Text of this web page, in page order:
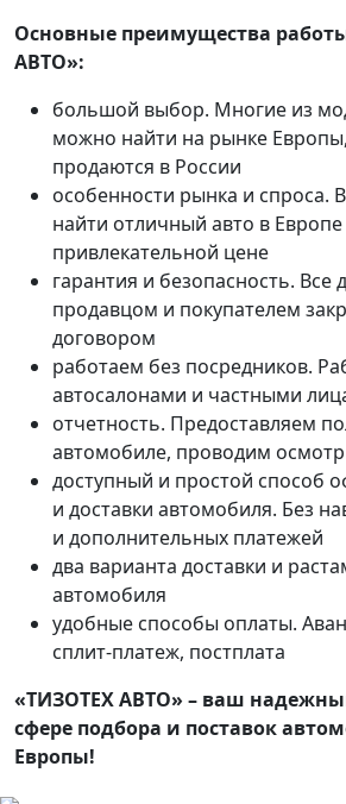
Основные преимущества
АВТО»:
большой выбор. Многие из
можно найти на рынке
продаются в России
особенности рынка и спроса.
найти отличный авто в
привлекательной цене
гарантия и безопасность. Все
продавцом и покупателем
договором
работаем без посредников.
автосалонами и частными
отчетность. Предоставляем
автомобиле, проводим
доступный и простой способ
и доставки автомобиля. Без
и дополнительных платежей
два варианта доставки и
автомобиля
удобные способы оплаты.
сплит-платеж, постплата
«ТИЗОТЕХ АВТО» – ваш
сфере подбора и поставок
Европы!